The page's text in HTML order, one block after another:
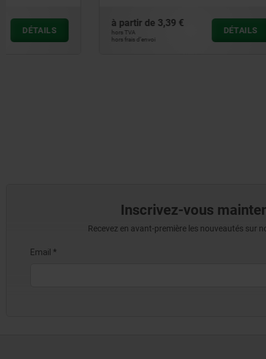
à partir de 3,39 €
hors TVA
DÉTAILS
à partir de
hors TVA
Inscrivez-vous
Recevez en avant-première les nouveautés sur